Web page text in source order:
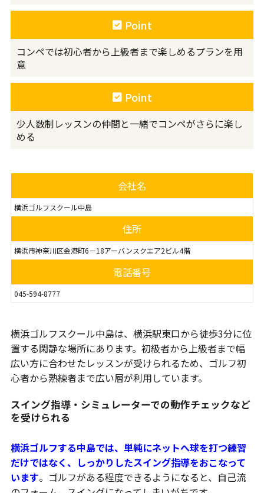
Point
コンペでは初心者から上級者まで楽しめるプランを用
意
Point
少人数制レッスンの仲間と一緒でコンペがさらに楽し
める
会社名
横浜ゴルフスクール中島
住所
横浜市神奈川区金港町6－18アーバンスクエア2ビル4階
電話番号
045-594-8777
横浜ゴルフスクール中島は、横浜駅東口から徒歩3分に位
置する閑静な場所にあります。初級者から上級者まで幅
広い方に合わせたレッスンが受けられるため、ゴルフ初
心者から熟練者まで広い層が利用しています。
スイング指導・シミュレーターでの動作チェックなど
を受けられる
横浜ゴルフする中島では、単純にネットへ球を打つ練習
だけではなく、しっかりしたスイング指導をおこなって
います。ゴルフがある程度できるようになると、自己流